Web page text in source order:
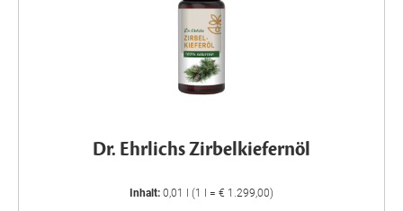
Dr. Ehrlichs Zirbelkiefernöl
Inhalt: 0,01 l (1 l = € 1.299,00)